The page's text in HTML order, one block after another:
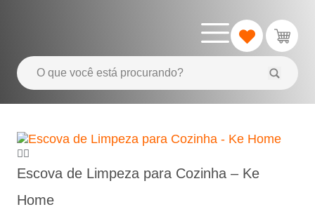
Escova de Limpeza para Cozinha – Ke
Home